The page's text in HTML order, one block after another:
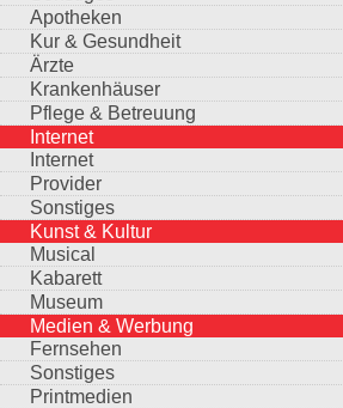
Apotheken
Kur & Gesundheit
Ärzte
Krankenhäuser
Pflege & Betreuung
Internet
Internet
Provider
Sonstiges
Kunst & Kultur
Musical
Kabarett
Museum
Medien & Werbung
Fernsehen
Sonstiges
Printmedien